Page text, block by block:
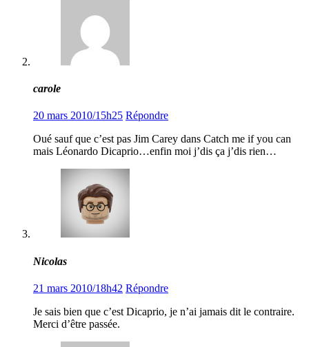
carole
20 mars 2010/15h25 Répondre
Oué sauf que c’est pas Jim Carey dans Catch me if you can
mais Léonardo Dicaprio…enfin moi j’dis ça j’dis rien…
Nicolas
21 mars 2010/18h42 Répondre
Je sais bien que c’est Dicaprio, je n’ai jamais dit le contraire.
Merci d’être passée.